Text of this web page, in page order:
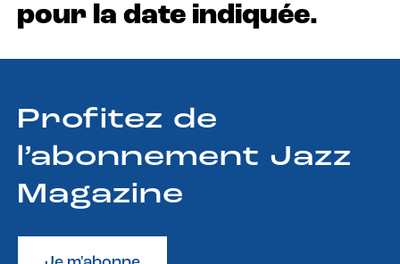
pour la date indiquée.
Profitez de
l’abonnement Jazz
Magazine